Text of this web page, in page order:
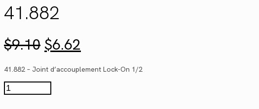
41.882
$9.10 Le
prix
initial
était :
$9.10.
$6.62
prix
actuel
est :
41.882 – Joint d’accouplement Lock-On 1/2
quantité
de